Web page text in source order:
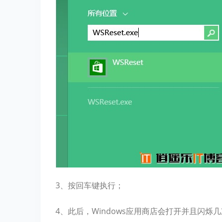
3、按回车键执行；
4、此后，Windows应用商店会打开并且闪烁